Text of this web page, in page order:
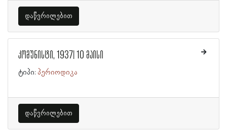
დაწვრილებით
კომუნისტი, 1937| 10 მაისი
ტიპი: პერიოდიკა
დაწვრილებით